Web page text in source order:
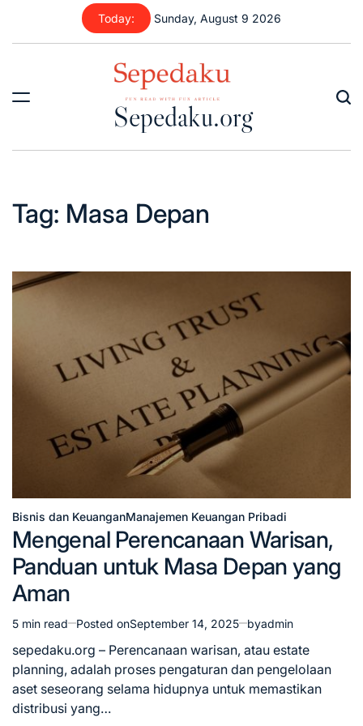
content
Today: Sunday, August 9 2026
Sepedaku.org
Tag: Masa Depan
Posted
in
Bisnis dan KeuanganManajemen Keuangan Pribadi
Mengenal Perencanaan Warisan,
Panduan untuk Masa Depan yang
Aman
Estimated
read
time
5 min read Posted onSeptember 14, 2025 byadmin
sepedaku.org – Perencanaan warisan, atau estate
planning, adalah proses pengaturan dan pengelolaan
aset seseorang selama hidupnya untuk memastikan
distribusi yang…